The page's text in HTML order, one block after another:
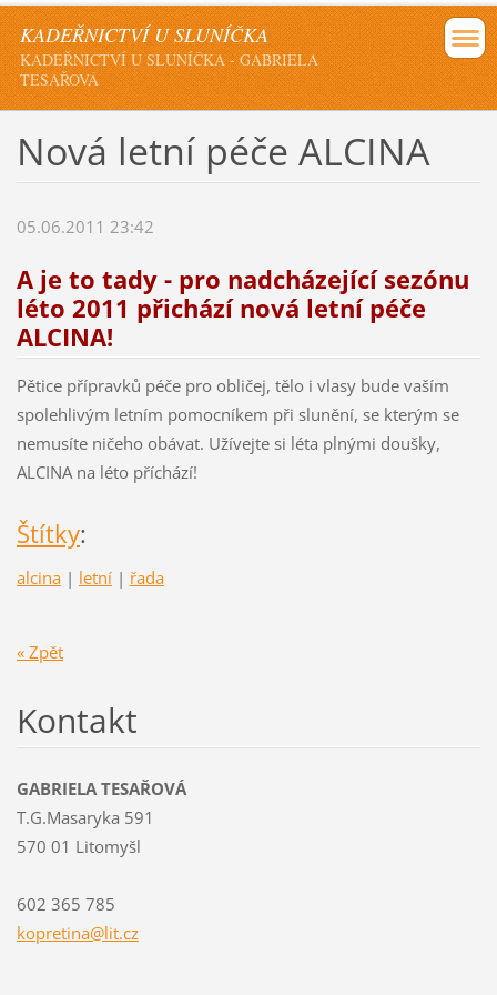
KADEŘNICTVÍ U SLUNÍČKA
KADEŘNICTVÍ U SLUNÍČKA - GABRIELA
TESAŘOVÁ
Nová letní péče ALCINA
05.06.2011 23:42
A je to tady - pro nadcházející sezónu
léto 2011 přichází nová letní péče
ALCINA!
Pětice přípravků péče pro obličej, tělo i vlasy bude vaším
spolehlivým letním pomocníkem při slunění, se kterým se
nemusíte ničeho obávat. Užívejte si léta plnými doušky,
ALCINA na léto příchází!
Štítky:
alcina | letní | řada
« Zpět
Kontakt
GABRIELA TESAŘOVÁ
T.G.Masaryka 591
570 01 Litomyšl
602 365 785
kopretina@lit.cz